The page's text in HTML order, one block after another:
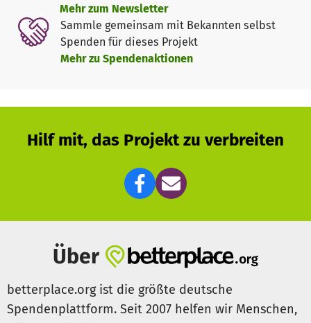
Mehr zum Newsletter
Sammle gemeinsam mit Bekannten selbst
Spenden für dieses Projekt
Mehr zu Spendenaktionen
Hilf mit, das Projekt zu verbreiten
Über
betterplace.org ist die größte deutsche
Spendenplattform. Seit 2007 helfen wir Menschen,